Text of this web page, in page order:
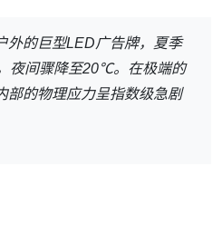
外的巨型LED广告牌，夏季
夜间骤降至20℃。在极端的
部的物理应力呈指数级急剧